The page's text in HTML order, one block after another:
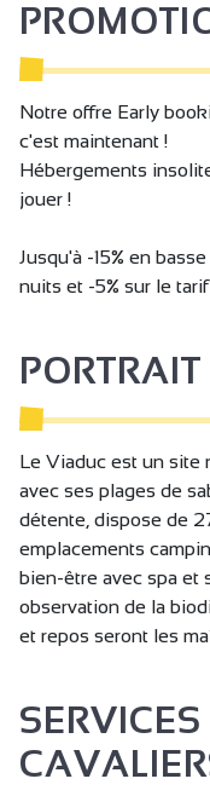
Espace Spa
Sauna
Terrain ombragé
Terrasse
Jardin
Abris pour vélo ou
A proximité
Parking
Animaux acceptés
Animaux avec
Camping-cars
Club enfants
Bureau d'accueil
Alimentation/Point
Notre offre Early
c'est maintenant !
Hébergements
jouer !
Jusqu'à -15% en
nuits et -5% sur le
PORTRAIT
Le Viaduc est un site
avec ses plages de
détente, dispose de
emplacements
bien-être avec spa et
observation de la
et repos seront les